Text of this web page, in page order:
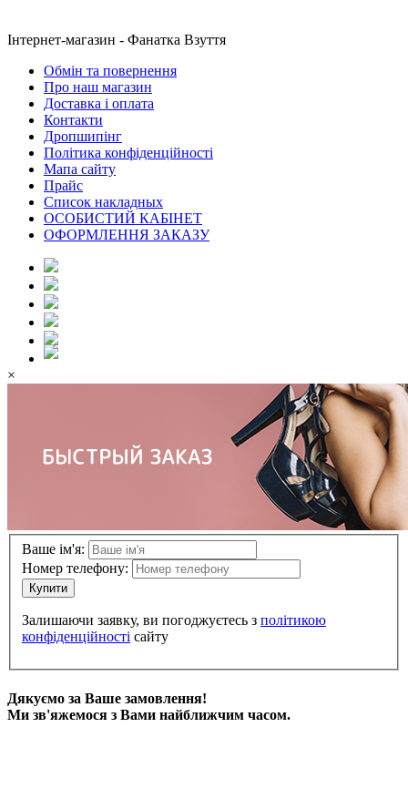
Інтернет-магазин - Фанатка Взуття
Обмін та повернення
Про наш магазин
Доставка і оплата
Контакти
Дропшипінг
Політика конфіденційності
Мапа сайту
Прайс
Список накладных
ОСОБИСТИЙ КАБІНЕТ
ОФОРМЛЕННЯ ЗАКАЗУ
×
Ваше ім'я:
Номер телефону:
Купити
Залишаючи заявку, ви погоджуєтесь з політикою
конфіденційності сайту
Дякуємо за Ваше замовлення!
Ми зв'яжемося з Вами найближчим часом.